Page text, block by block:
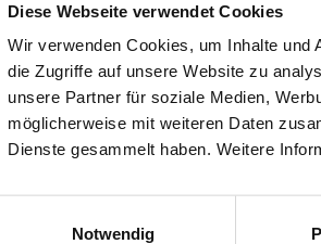
Diese Webseite verwendet Cookies
Wir verwenden Cookies, um Inhalte und
die Zugriffe auf unsere Website zu
unsere Partner für soziale Medien,
möglicherweise mit weiteren Daten
Dienste gesammelt haben. Weitere
Notwendig